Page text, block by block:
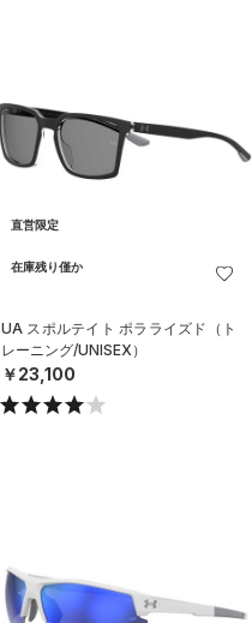
直営限定
在庫残り僅か
UA スポルテイト ポラライズド（ト
レーニング/UNISEX）
￥23,100